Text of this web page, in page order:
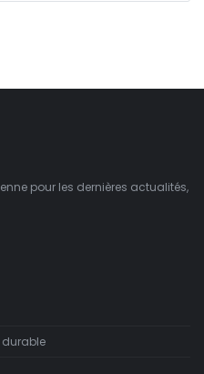
pour les dernières actualités,